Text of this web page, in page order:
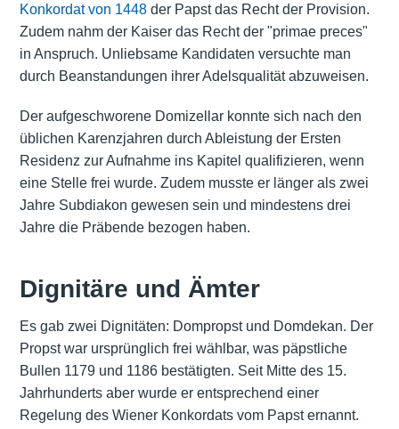
Konkordat von 1448der Papst das Recht der Provision.
Zudem nahm der Kaiser das Recht der "primae preces"
in Anspruch. Unliebsame Kandidaten versuchte man
durch Beanstandungen ihrer Adelsqualität abzuweisen.
Der aufgeschworene Domizellar konnte sich nach den
üblichen Karenzjahren durch Ableistung der Ersten
Residenz zur Aufnahme ins Kapitel qualifizieren, wenn
eine Stelle frei wurde. Zudem musste er länger als zwei
Jahre Subdiakon gewesen sein und mindestens drei
Jahre die Präbende bezogen haben.
Dignitäre und Ämter
Es gab zwei Dignitäten: Dompropst und Domdekan. Der
Propst war ursprünglich frei wählbar, was päpstliche
Bullen 1179 und 1186 bestätigten. Seit Mitte des 15.
Jahrhunderts aber wurde er entsprechend einer
Regelung des Wiener Konkordats vom Papst ernannt.